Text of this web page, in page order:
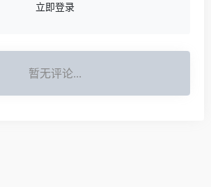
立即登录
暂无评论...